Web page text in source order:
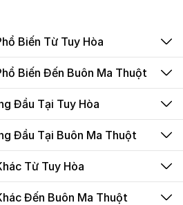
Biến Từ Tuy Hòa
Biến Đến Buôn Ma Thuột
Đầu Tại Tuy Hòa
Đầu Tại Buôn Ma Thuột
Từ Tuy Hòa
Đến Buôn Ma Thuột